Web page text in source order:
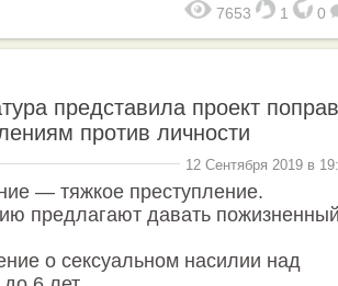
7653 1 0
представила проект
против личности
12 Сентября 2019 в
— тяжкое преступление.
предлагают давать
о сексуальном насилии над